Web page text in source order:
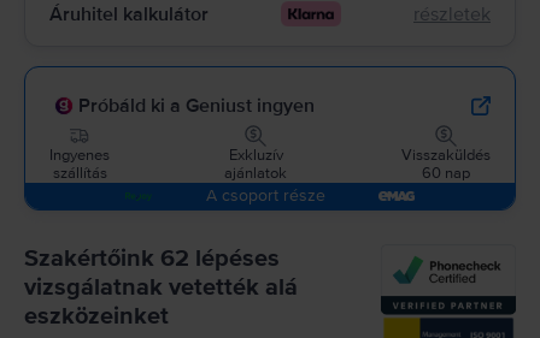
Áruhitel kalkulátor részletek
Próbáld ki a Geniust ingyen
Ingyenes
szállítás
Exkluzív
ajánlatok
Visszaküldés
60 nap
A csoport része
Szakértőink 62 lépéses
vizsgálatnak vetették alá
eszközeinket